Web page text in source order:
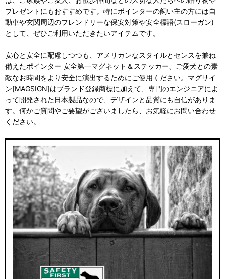
プレゼントにもおすすめです。特にポインターの飼い主の方には自
動車や玄関周辺のフレンドリーな保安対策や安全標語(スローガン)
として、ぜひご利用いただきたいアイテムです。
安心と安全に配慮しつつも、アメリカンなスタイルとセンスを兼ね
備えたポインター 安全第一マグネット＆ステッカー、ご愛犬との素
敵なお時間をより安全に演出するためにご使用ください。マグサイ
ン[MAGSIGN]はブランド登録商標に加えて、専門のエンジニアによ
って開発された日本製品なので、デザインと品質にも自信がありま
す。何かご質問やご要望がございましたら、お気軽にお問い合わせ
ください。